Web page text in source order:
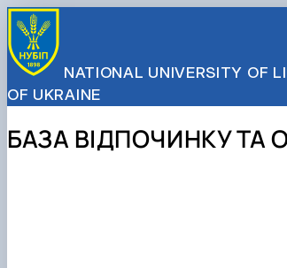
NATIONAL UNIVERSITY OF
OF UKRAINE
БАЗА ВІДПОЧИНКУ ТА